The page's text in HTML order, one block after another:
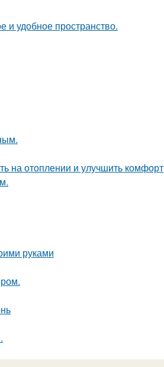
и удобное пространство.
на отоплении и улучшить комфорт
руками